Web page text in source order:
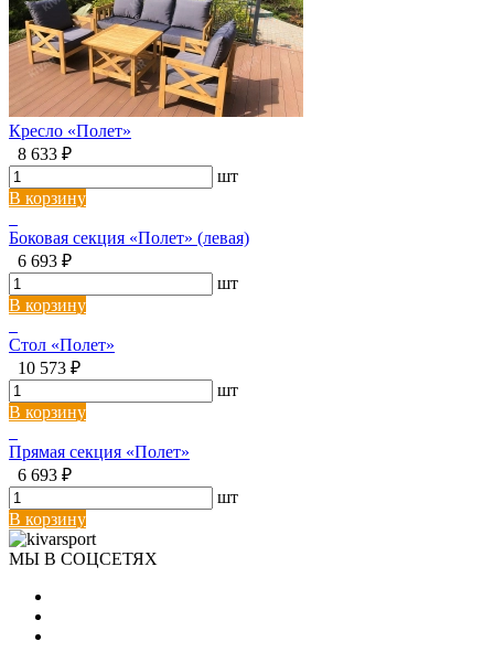
Кресло «Полет»
8 633 ₽
шт
В корзину
Боковая секция «Полет» (левая)
6 693 ₽
шт
В корзину
Стол «Полет»
10 573 ₽
шт
В корзину
Прямая секция «Полет»
6 693 ₽
шт
В корзину
МЫ В СОЦСЕТЯХ